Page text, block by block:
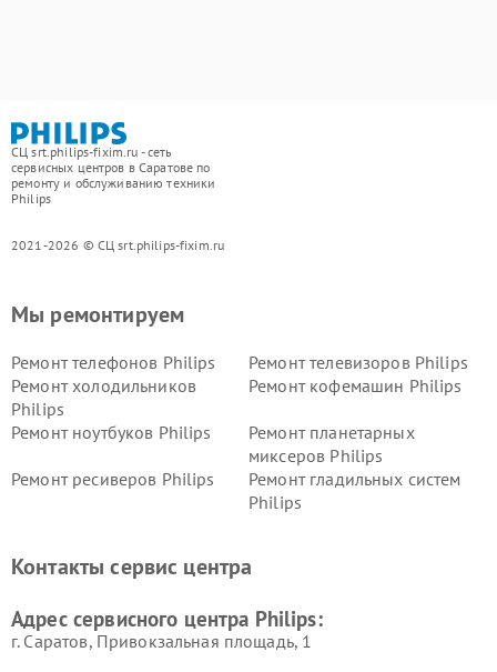
СЦ srt.philips-fixim.ru - сеть
сервисных центров в Саратове по
ремонту и обслуживанию техники
Philips
2021-2026 © СЦ srt.philips-fixim.ru
Мы ремонтируем
Ремонт телефонов Philips
Ремонт телевизоров Philips
Ремонт холодильников
Philips
Ремонт кофемашин Philips
Ремонт ноутбуков Philips
Ремонт планетарных
миксеров Philips
Ремонт ресиверов Philips
Ремонт гладильных систем
Philips
Ремонт стиральных машин
Ремонт увлажнителей
Контакты сервис центра
Адрес сервисного центра Philips:
г. Саратов, Привокзальная площадь, 1